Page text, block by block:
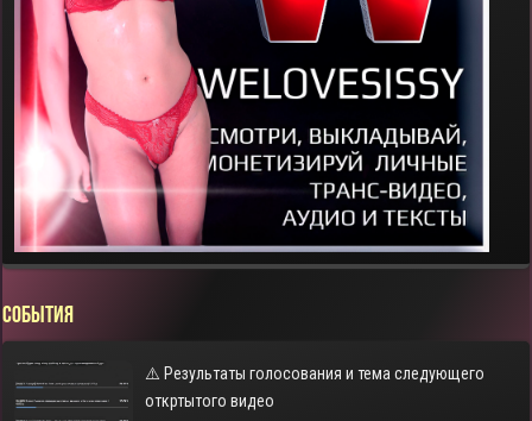
СОБЫТИЯ
⚠️ Результаты голосования и тема следующего
откртытого видео